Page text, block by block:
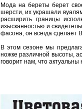
Мода на береты берет
шерсти, их украшали
расширить границы
изысканностью и
фасона, он всегда сделает
В этом сезоне мы
ножке различной высоты,
говорит нам, что